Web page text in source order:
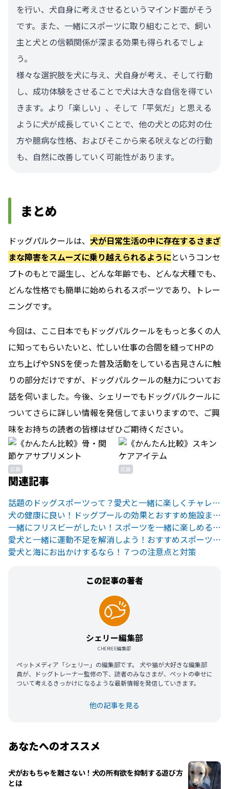
を行い、犬自身に考えさせるというマインド面がそう
です。また、一緒にスポーツに取り組むことで、飼い
主と犬との信頼関係が深まる効果も得られるでしょ
う。
様々な選択肢を犬に与え、犬自身が考え、そして行動
し、成功体験をさせることで犬は大きな自信を得てい
きます。より「楽しい」、そして「平気だ」と思える
ように犬が成長していくことで、他の犬との応対の仕
方や臆病な性格、およびそこから来る吠えなどの行動
も、自然に改善していく可能性があります。
まとめ
ドッグパルクールは、 犬が日常生活の中に存在するさまざ
まな障害をスムーズに乗り越えられるようにというコンセ
プトのもとで誕生し、どんな年齢でも、どんな犬種でも、
どんな性格でも簡単に始められるスポーツであり、トレー
ニングです。
今回は、ここ日本でもドッグパルクールをもっと多くの人
に知ってもらいたいと、忙しい仕事の合間を縫ってHPの
立ち上げやSNSを使った普及活動をしている吉見さんに触
りの部分だけですが、ドッグパルクールの魅力についてお
話を伺いました。今後、シェリーでもドッグパルクールに
ついてさらに詳しい情報を発信してまいりますので、ご興
味をお持ちの読者の皆様はぜひご期待ください。
広告 広告
関連記事
話題のドッグスポーツって？愛犬と一緒に楽しくチャレンジしよう！
犬の健康に良い！ドッグプールの効果とおすすめ施設まとめ
一緒にフリスビーがしたい！スポーツを一緒に楽しめる犬５選
愛犬と一緒に運動不足を解消しよう！おすすめスポーツ4選
愛犬と海にお出かけするなら！７つの注意点と対策
この記事の著者
シェリー編集部
CHERIEE編集部
ペットメディア「シェリー」の編集部です。 犬や猫が大好きな編集部
員が、ドッグトレーナー監修の下、読者のみなさまが、ペットの幸せに
ついて考えるきっかけになるような最新情報を発信していきます。
他の記事を見る
あなたへのオススメ
犬がおもちゃを離さない！犬の所有欲を抑制する遊び方
とは